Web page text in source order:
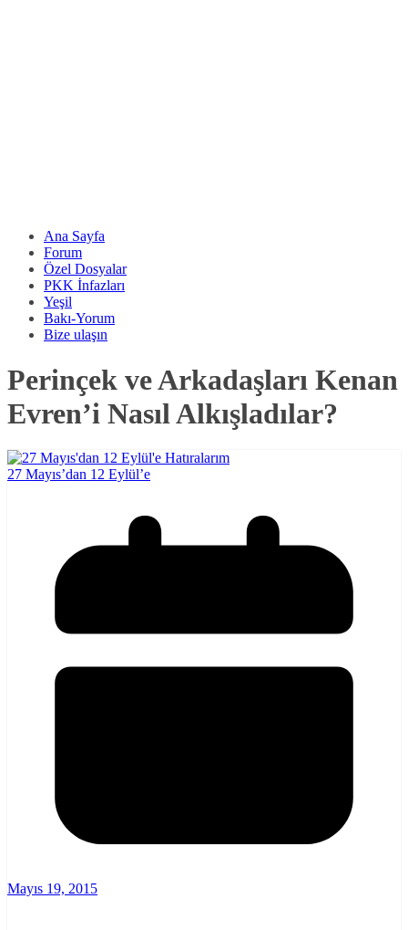
Ana Sayfa
Forum
Özel Dosyalar
PKK İnfazları
Yeşil
Bakı-Yorum
Bize ulaşın
Perinçek ve Arkadaşları Kenan
Evren’i Nasıl Alkışladılar?
27 Mayıs’dan 12 Eylül’e
Mayıs 19, 2015